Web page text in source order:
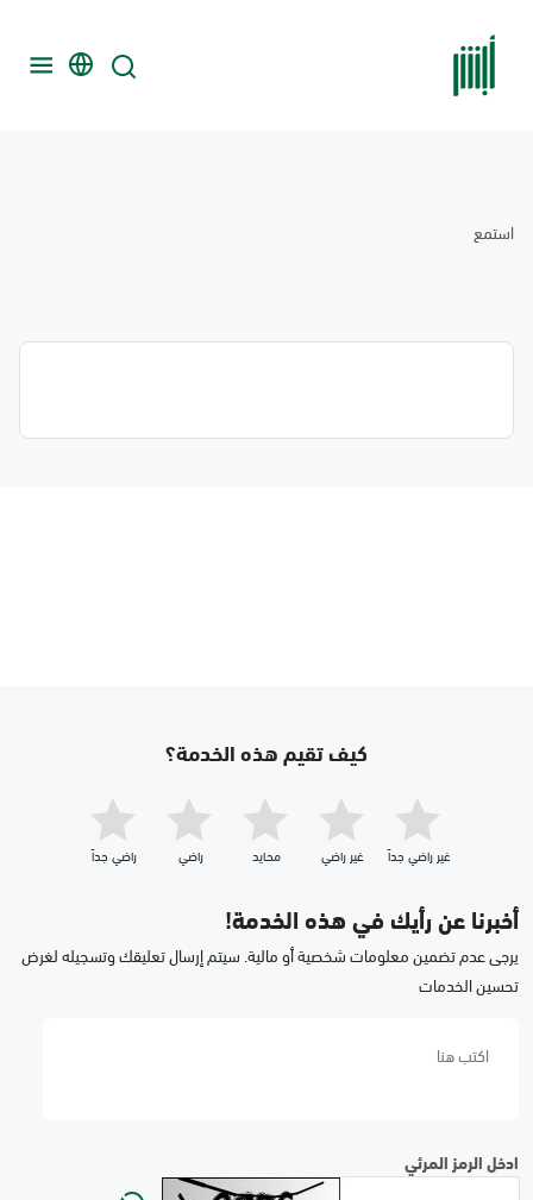
استمع
كيف تقيم هذه الخدمة؟
غير راضي جداّ غير راضي محايد راضي راضي جداّ
أخبرنا عن رأيك في هذه الخدمة!
يرجى عدم تضمين معلومات شخصية أو مالية. سيتم إرسال تعليقك وتسجيله لغرض
تحسين الخدمات
ادخل الرمز المرئي